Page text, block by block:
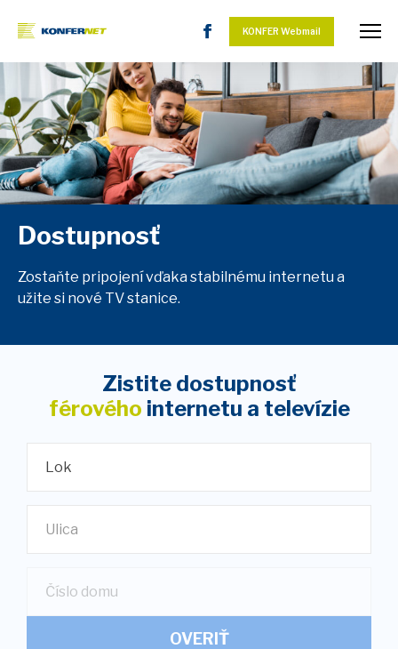
KONFER Webmail
Dostupnosť
Zostaňte pripojení vďaka stabilnému internetu a
užite si nové TV stanice.
Zistite dostupnosť
férového internetu a televízie
Lok
Ulica
OVERIŤ